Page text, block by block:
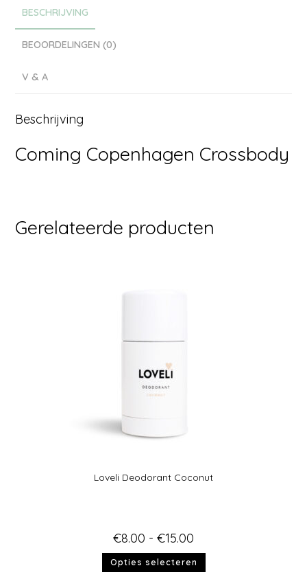
BESCHRIJVING
BEOORDELINGEN (0)
V & A
Beschrijving
Coming Copenhagen Crossbody
Gerelateerde producten
Loveli Deodorant Coconut
€8.00 - €15.00
Opties selecteren